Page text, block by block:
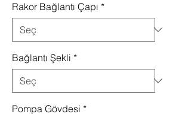
Rakor Bağlantı Çapı *
Bağlantı Şekli *
Pompa Gövdesi *